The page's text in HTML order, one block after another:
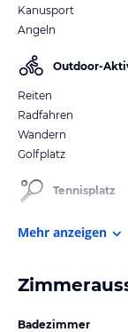
Kanusport
Angeln
Outdoor-
Reiten
Radfahren
Wandern
Golfplatz
Tennisplatz
Mehr anzeigen
Badezimmer